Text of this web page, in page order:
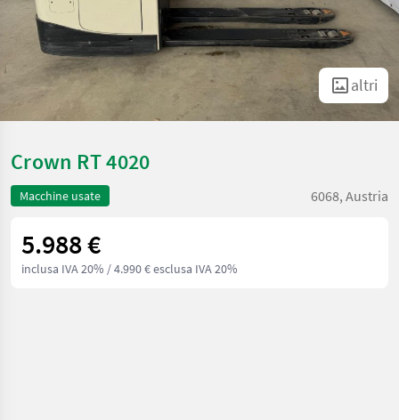
altri
Crown RT 4020
Macchine usate 6068, Austria
5.988 €
inclusa IVA 20% / 4.990 € esclusa IVA 20%